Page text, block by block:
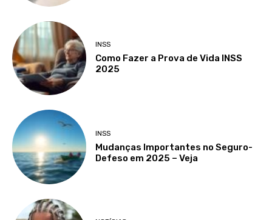
INSS
Como Fazer a Prova de Vida INSS
2025
INSS
Mudanças Importantes no Seguro-
Defeso em 2025 – Veja